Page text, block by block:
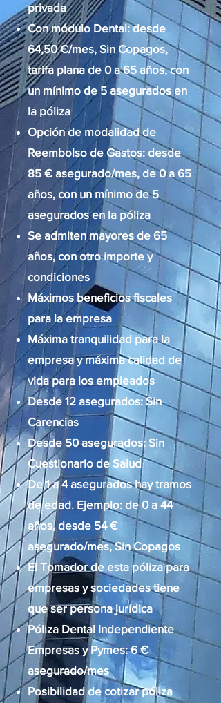
privada
Con módulo Dental: desde
64,50 €/mes, Sin Copagos,
tarifa plana de 0 a 65 años, con
un mínimo de 5 asegurados en
la póliza
Opción de modalidad de
Reembolso de Gastos: desde
85 € asegurado/mes, de 0 a 65
años, con un mínimo de 5
asegurados en la póliza
Se admiten mayores de 65
años, con otro importe y
condiciones
Máximos beneficios fiscales
para la empresa
Máxima tranquilidad para la
empresa y máxima calidad de
vida para los empleados
Desde 12 asegurados: Sin
Carencias
Desde 50 asegurados: Sin
Cuestionario de Salud
De 1 a 4 asegurados hay tramos
de edad. Ejemplo: de 0 a 44
años, desde 54 €
asegurado/mes, Sin Copagos
El Tomador de esta póliza para
empresas y sociedades tiene
que ser persona jurídica
Póliza Dental Independiente
Empresas y Pymes: 6 €
asegurado/mes
Posibilidad de cotizar póliza